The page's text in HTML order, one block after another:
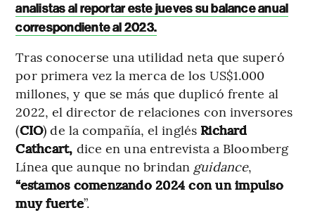
analistas al reportar este jueves su balance anual
correspondiente al 2023.
Tras conocerse una utilidad neta que superó
por primera vez la merca de los US$1.000
millones, y que se más que duplicó frente al
2022, el director de relaciones con inversores
(CIO) de la compañía, el inglés Richard
Cathcart, dice en una entrevista a Bloomberg
Línea que aunque no brindan guidance,
“estamos comenzando 2024 con un impulso
muy fuerte”.